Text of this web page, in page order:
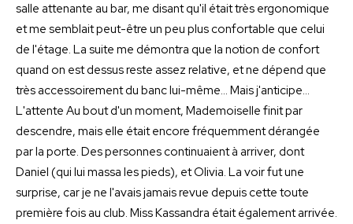
salle attenante au bar, me disant qu'il était très ergonomique
et me semblait peut-être un peu plus confortable que celui
de l'étage. La suite me démontra que la notion de confort
quand on est dessus reste assez relative, et ne dépend que
très accessoirement du banc lui-même… Mais j'anticipe…
L'attente Au bout d'un moment, Mademoiselle finit par
descendre, mais elle était encore fréquemment dérangée
par la porte. Des personnes continuaient à arriver, dont
Daniel (qui lui massa les pieds), et Olivia. La voir fut une
surprise, car je ne l'avais jamais revue depuis cette toute
première fois au club. Miss Kassandra était également arrivée.